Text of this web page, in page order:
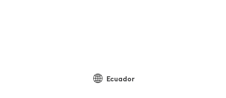
Ecuador